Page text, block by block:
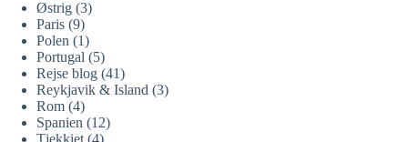
Østrig (3)
Paris (9)
Polen (1)
Portugal (5)
Rejse blog (41)
Reykjavik & Island (3)
Rom (4)
Spanien (12)
Tjekkiet (4)